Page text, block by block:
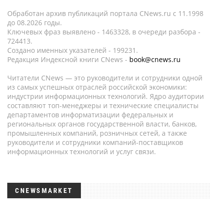
Обработан архив публикаций портала CNews.ru c 11.1998
до 08.2026 годы.
Ключевых фраз выявлено - 1463328, в очереди разбора -
724413.
Создано именных указателей - 199231.
Редакция Индексной книги CNews - book@cnews.ru
Читатели CNews — это руководители и сотрудники одной
из самых успешных отраслей российской экономики:
индустрии информационных технологий. Ядро аудитории
составляют топ-менеджеры и технические специалисты
департаментов информатизации федеральных и
региональных органов государственной власти, банков,
промышленных компаний, розничных сетей, а также
руководители и сотрудники компаний-поставщиков
информационных технологий и услуг связи.
CNEWSMARKET